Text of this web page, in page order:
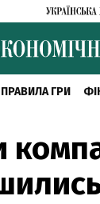
ПРАВИЛА ГРИ